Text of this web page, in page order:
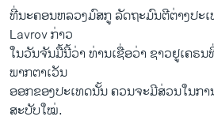
i
o
u
s
s
l
s
l
i
d
e
ທີ່ນະຄອນຫລວງມົສກູ ລັດຖະມົນຕີຕ່າງປະ​
Lavrov ກ່າວ​
ໃນ​ວັນ​ຈັນ​ມື້​ນີ້ວ່າ ທ່ານ​ເຊື່ອ​ວ່າ ຊາວຢູ​ເຄຣ
ພາກ​ຕາ​ເວັນ
ອອກ​ຂອງປະ​ເທດ​ນັ້ນ ​ຄວນ​ຈະ​ມີສ່ວນ​ໃນ​ກ
ສະບັບໃໝ່.